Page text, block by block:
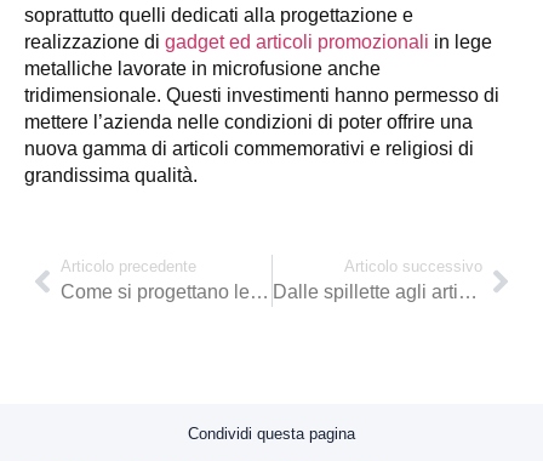
soprattutto quelli dedicati alla progettazione e
realizzazione di gadget ed articoli promozionali in lege
metalliche lavorate in microfusione anche
tridimensionale. Questi investimenti hanno permesso di
mettere l’azienda nelle condizioni di poter offrire una
nuova gamma di articoli commemorativi e religiosi di
grandissima qualità.
Articolo precedente
Come si progettano le spillette
Articolo successivo
Dalle spillette agli articoli promozionali
Condividi questa pagina